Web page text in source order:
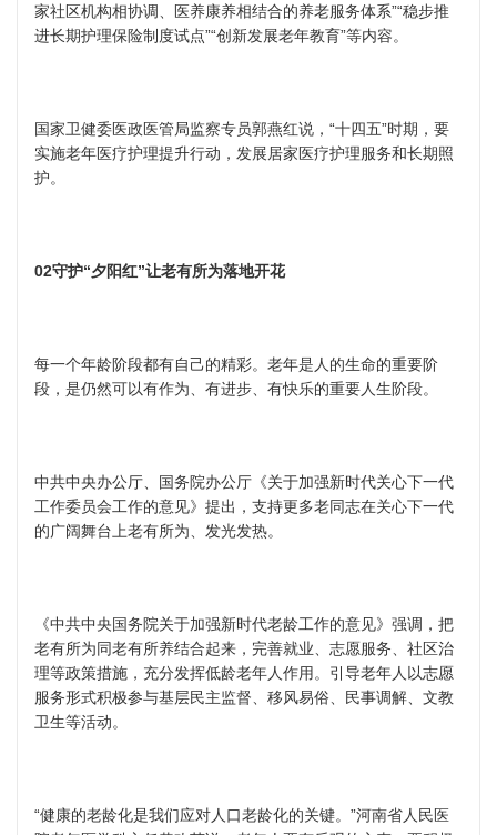
家社区机构相协调、医养康养相结合的养老服务体系”“稳步推
进长期护理保险制度试点”“创新发展老年教育”等内容。
国家卫健委医政医管局监察专员郭燕红说，“十四五”时期，要
实施老年医疗护理提升行动，发展居家医疗护理服务和长期照
护。
02守护“夕阳红”让老有所为落地开花
每一个年龄阶段都有自己的精彩。老年是人的生命的重要阶
段，是仍然可以有作为、有进步、有快乐的重要人生阶段。
中共中央办公厅、国务院办公厅《关于加强新时代关心下一代
工作委员会工作的意见》提出，支持更多老同志在关心下一代
的广阔舞台上老有所为、发光发热。
《中共中央国务院关于加强新时代老龄工作的意见》强调，把
老有所为同老有所养结合起来，完善就业、志愿服务、社区治
理等政策措施，充分发挥低龄老年人作用。引导老年人以志愿
服务形式积极参与基层民主监督、移风易俗、民事调解、文教
卫生等活动。
“健康的老龄化是我们应对人口老龄化的关键。”河南省人民医